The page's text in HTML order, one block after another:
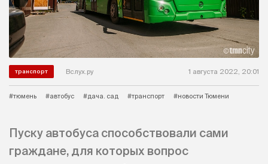
транспорт Вслух.ру 1 августа 2022, 20:01
#тюмень #автобус #дача. сад #транспорт #новости Тюмени
Пуску автобуса способствовали сами
граждане, для которых вопрос